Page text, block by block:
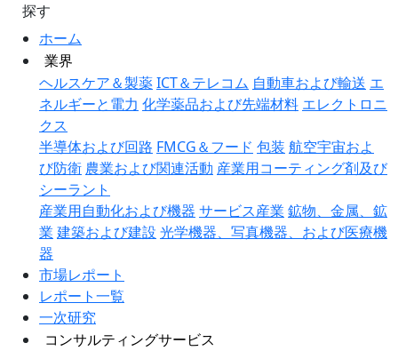
ホーム
業界
ヘルスケア＆製薬ICT＆テレコム 自動車および輸送 エ
ネルギーと電力 化学薬品および先端材料 エレクトロニ
クス
半導体および回路 FMCG＆フード 包装 航空宇宙およ
び防衛 農業および関連活動 産業用コーティング剤及び
シーラント
産業用自動化および機器 サービス産業 鉱物、金属、鉱
業 建築および建設 光学機器、写真機器、および医療機
器
市場レポート
レポート一覧
一次研究
コンサルティングサービス
探す